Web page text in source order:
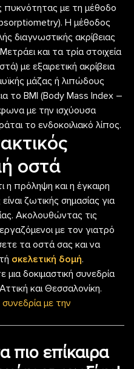
πυκνότητας με τη μέθοδο
Η μέθοδος
διαγνωστικής ακρίβειας
και τα τρία στοιχεία
με εξαιρετική ακρίβεια
μάζας ή λιπώδους
το BMI (Body Mass Index –
με την ισχύουσα
το ενδοκοιλιακό λίπος.
οστά
η πρόληψη και η έγκαιρη
ζωτικής σημασίας για
Ακολουθώντας τις
με τον γιατρό
τα οστά σας και να
σκελετική δομή.
δοκιμαστική συνεδρία
και Θεσσαλονίκη.
συνεδρία με την
πιο επίκαιρα